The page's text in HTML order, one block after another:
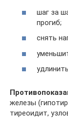
шаг за
прогиб;
снять
железы
тиреоидит,